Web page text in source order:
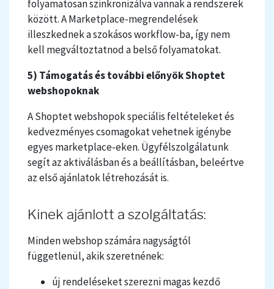
folyamatosan szinkronizálva vannak a rendszerek
között. A Marketplace-megrendelések
illeszkednek a szokásos workflow-ba, így nem
kell megváltoztatnod a belső folyamatokat.
5) Támogatás és további előnyök Shoptet
webshopoknak
A Shoptet webshopok speciális feltételeket és
kedvezményes csomagokat vehetnek igénybe
egyes marketplace-eken. Ügyfélszolgálatunk
segít az aktiválásban és a beállításban, beleértve
az első ajánlatok létrehozását is.
Kinek ajánlott a szolgáltatás:
Minden webshop számára nagyságtól
függetlenül, akik szeretnének:
új rendeléseket szerezni magas kezdő